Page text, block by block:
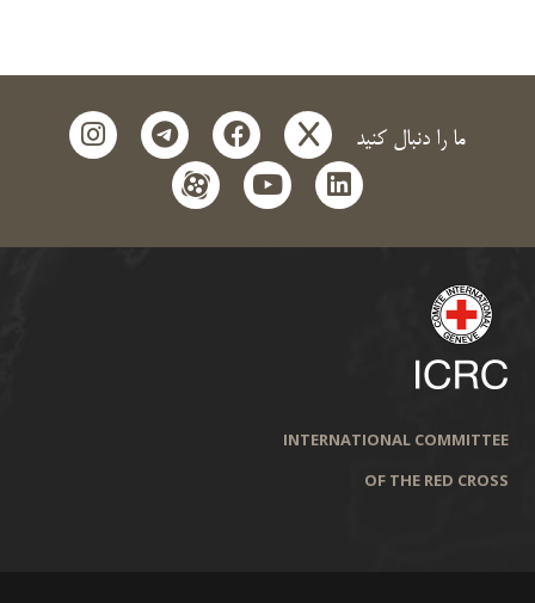
ما را دنبال کنید x
facebook
telegram
instagram
linkedin
youtube
aparat
INTERNATIONAL COMMITTEE
OF THE RED CROSS